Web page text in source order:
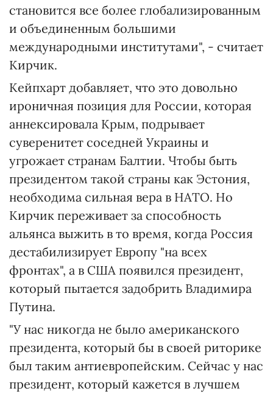
становится все более глобализированным
и объединенным большими
международными институтами", - считает
Кирчик.
Кейпхарт добавляет, что это довольно
ироничная позиция для России, которая
аннексировала Крым, подрывает
суверенитет соседней Украины и
угрожает странам Балтии. Чтобы быть
президентом такой страны как Эстония,
необходима сильная вера в НАТО. Но
Кирчик переживает за способность
альянса выжить в то время, когда Россия
дестабилизирует Европу "на всех
фронтах", а в США появился президент,
который пытается задобрить Владимира
Путина.
"У нас никогда не было американского
президента, который бы в своей риторике
был таким антиевропейским. Сейчас у нас
президент, который кажется в лучшем